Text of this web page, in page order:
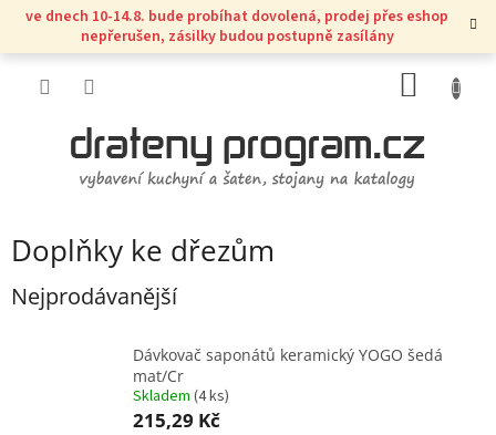
Přejít
obsah
ve dnech 10-14.8. bude probíhat dovolená, prodej přes eshop
nepřerušen, zásilky budou postupně zasílány
KOŠÍK
Doplňky ke dřezům
Nejprodávanější
Dávkovač saponátů keramický YOGO šedá
mat/Cr
Skladem (4 ks)
215,29 Kč